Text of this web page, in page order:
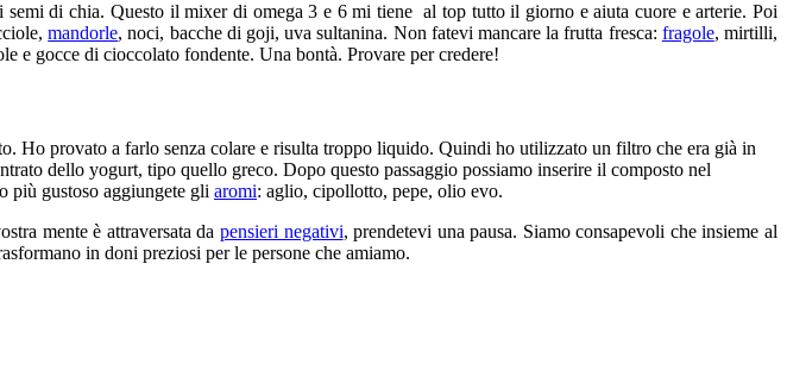
di chia. Questo il mixer di omega 3 e 6 mi tiene al top tutto il giorno e aiuta cuore e arterie. Poi
mandorle, noci, bacche di goji, uva sultanina. Non fatevi mancare la frutta fresca: fragole, mirtilli,
e gocce di cioccolato fondente. Una bontà. Provare per credere!
Ho provato a farlo senza colare e risulta troppo liquido. Quindi ho utilizzato un filtro che era già in
dello yogurt, tipo quello greco. Dopo questo passaggio possiamo inserire il composto nel
più gustoso aggiungete gli aromi: aglio, cipollotto, pepe, olio evo.
mente è attraversata da pensieri negativi, prendetevi una pausa. Siamo consapevoli che insieme al
in doni preziosi per le persone che amiamo.